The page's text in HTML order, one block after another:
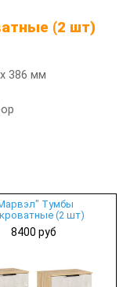
(2 шт)
386 мм
Тумбы
(2 шт)
8400 руб